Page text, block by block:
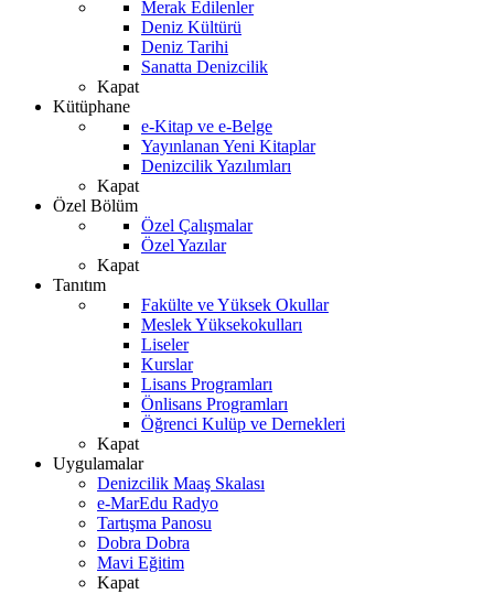
Merak Edilenler
Deniz Kültürü
Deniz Tarihi
Sanatta Denizcilik
Kapat
Kütüphane
e-Kitap ve e-Belge
Yayınlanan Yeni Kitaplar
Denizcilik Yazılımları
Kapat
Özel Bölüm
Özel Çalışmalar
Özel Yazılar
Kapat
Tanıtım
Fakülte ve Yüksek Okullar
Meslek Yüksekokulları
Liseler
Kurslar
Lisans Programları
Önlisans Programları
Öğrenci Kulüp ve Dernekleri
Kapat
Uygulamalar
Denizcilik Maaş Skalası
e-MarEdu Radyo
Tartışma Panosu
Dobra Dobra
Mavi Eğitim
Kapat